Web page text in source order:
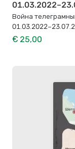
Война
€ 25,00